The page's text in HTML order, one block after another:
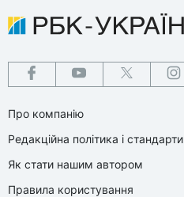
Про компанію
Редакційна політика і стандарти
Як стати нашим автором
Правила користування